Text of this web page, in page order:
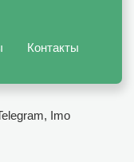
Контакты
Imo